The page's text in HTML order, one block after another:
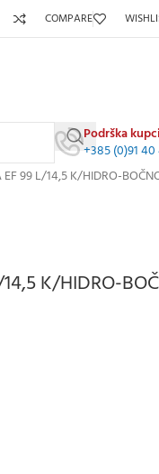
COMPARE
Podrška
+385 (0)91
EF 99 L/14,5 K/HIDRO-
K/HIDRO-